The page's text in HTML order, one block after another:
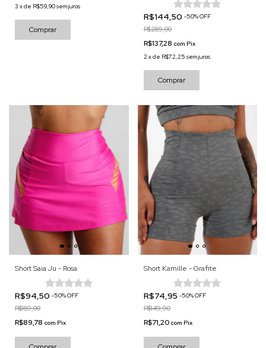
3 xde R$59,90sem juros
Comprar
R$144,50 -50%OFF
R$289,00
R$137,28 com Pix
2 xde R$72,25 sem juros
Comprar
Short Saia Ju - Rosa
R$94,50 -50%OFF
R$189,00
R$89,78 com Pix
Short Kamille - Grafite
R$74,95 -50%OFF
R$149,90
R$71,20 com Pix